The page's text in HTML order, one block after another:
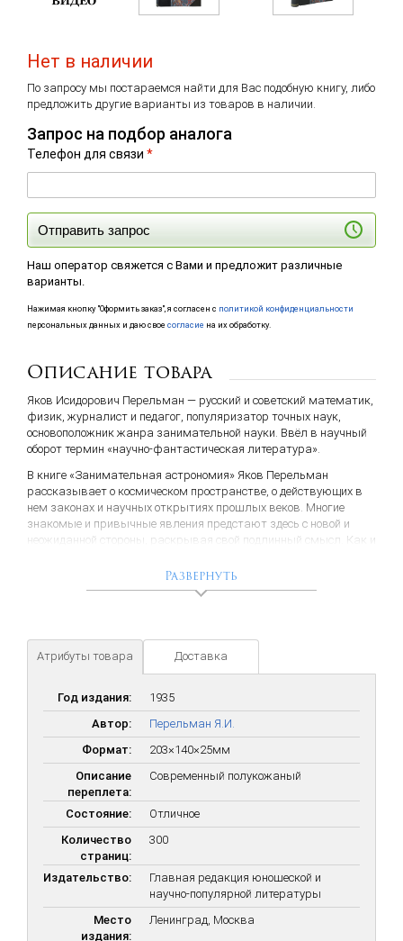
Нет в наличии
По запросу мы постараемся найти для Вас подобную книгу, либо
предложить другие варианты из товаров в наличии.
Запрос на подбор аналога
Телефон для связи *
Отправить запрос
Наш оператор свяжется с Вами и предложит различные
варианты.
Нажимая кнопку "Оформить заказ", я согласен с политикой конфиденциальности
персональных данных и даю свое согласие на их обработку.
Описание товара
Яков Исидорович Перельман — русский и советский математик,
физик, журналист и педагог, популяризатор точных наук,
основоположник жанра занимательной науки. Ввёл в научный
оборот термин «научно-фантастическая литература».
В книге «Занимательная астрономия» Яков Перельман
рассказывает о космическом пространстве, о действующих в
нем законах и научных открытиях прошлых веков. Многие
знакомые и привычные явления предстают здесь с новой и
неожиданной стороны, раскрывая свой подлинный смысл. Как и
астрономия» написана весьма увлекательно и рассчитана на
самый широкий круг читателей.
Развернуть
Атрибуты товара Доставка
Год издания:
1935
Автор:
Перельман Я.И.
Формат:
203×140×25мм
Описание
переплета:
Современный полукожаный
Состояние:
Отличное
Количество
страниц:
300
Издательство:
Главная редакция юношеской и
научно-популярной литературы
Место
издания:
Ленинград, Москва